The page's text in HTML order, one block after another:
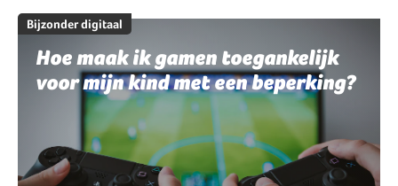
Bijzonder digitaal
Hoe maak ik gamen toegankelijk
voor mijn kind met een beperking?